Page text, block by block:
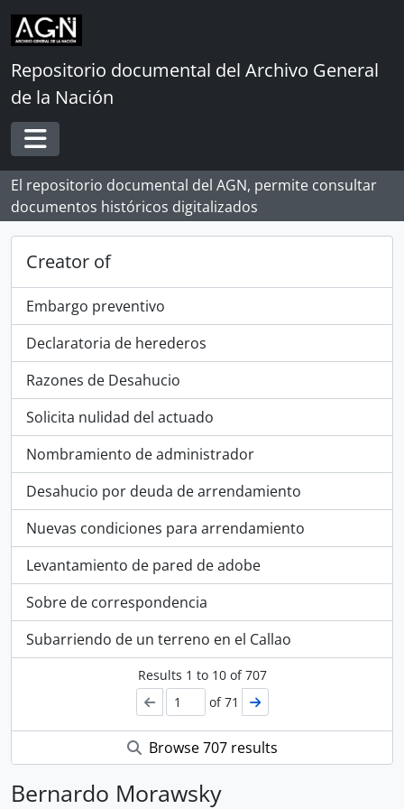
Skip to main content
Repositorio documental del Archivo General
de la Nación
Toggle navigation
El repositorio documental del AGN, permite consultar
documentos históricos digitalizados
Creator of
Embargo preventivo
Declaratoria de herederos
Razones de Desahucio
Solicita nulidad del actuado
Nombramiento de administrador
Desahucio por deuda de arrendamiento
Nuevas condiciones para arrendamiento
Levantamiento de pared de adobe
Sobre de correspondencia
Subarriendo de un terreno en el Callao
Results 1 to 10of 707
of 71
Browse 707 results
Bernardo Morawsky